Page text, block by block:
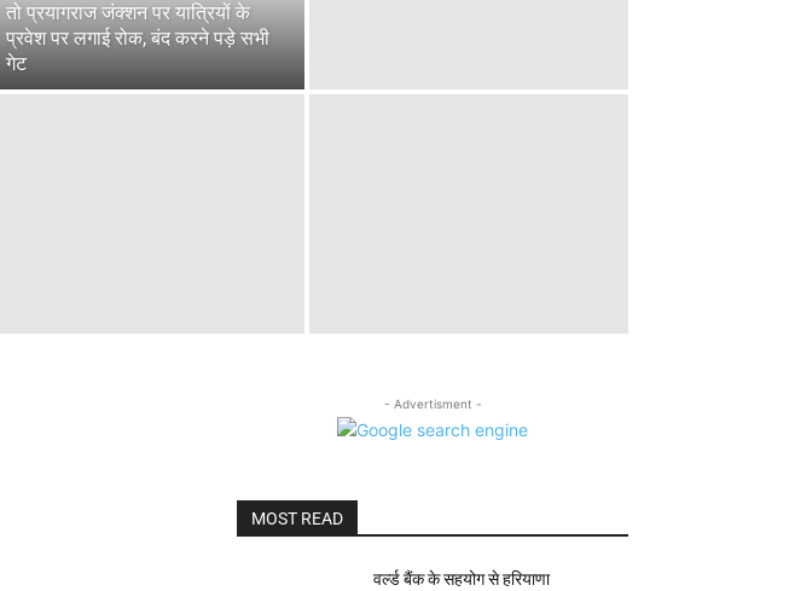
तो प्रयागराज जंक्शन पर यात्रियों के
प्रवेश पर लगाई रोक, बंद करने पड़े सभी
गेट
- Advertisment -
MOST READ
वर्ल्ड बैंक के सहयोग से हरियाणा